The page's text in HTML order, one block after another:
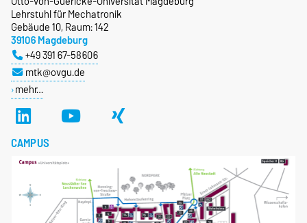
Lehrstuhl für Mechatronik
Gebäude 10, Raum: 142
39106 Magdeburg
+49 391 67-58606
mtk@ovgu.de
mehr…
CAMPUS